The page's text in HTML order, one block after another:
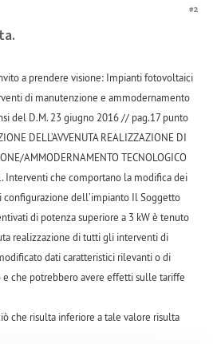
#2
a prendere visione: Impianti fotovoltaici
di manutenzione e ammodernamento
del D.M. 23 giugno 2016 // pag.17 punto
DELL’AVVENUTA REALIZZAZIONE DI
AMMODERNAMENTO TECNOLOGICO
Interventi che comportano la modifica dei
configurazione dell’impianto Il Soggetto
di potenza superiore a 3 kW è tenuto
realizzazione di tutti gli interventi di
dati caratteristici rilevanti o di
che potrebbero avere effetti sulle tariffe
che risulta inferiore a tale valore risulta